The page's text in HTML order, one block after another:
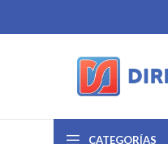
CATEGORÍAS